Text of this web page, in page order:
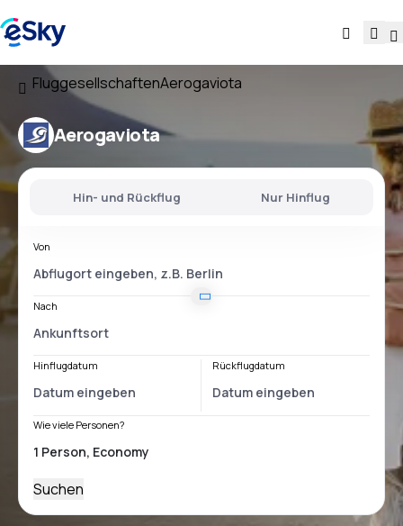
FluggesellschaftenAerogaviota
Aerogaviota
Hin- und Rückflug Nur Hinflug
Von
Nach
Hinflugdatum Rückflugdatum
Wie viele Personen?
Suchen